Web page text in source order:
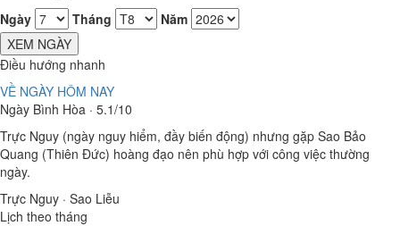
Ngày
Tháng
Năm
XEM NGÀY
Điều hướng nhanh
VỀ NGÀY HÔM NAY
Ngày Bình Hòa · 5.1/10
Trực Nguy (ngày nguy hiểm, đầy biến động) nhưng gặp Sao Bảo
Quang (Thiên Đức) hoàng đạo nên phù hợp với công việc thường
ngày.
Trực Nguy · Sao Liễu
Lịch theo tháng